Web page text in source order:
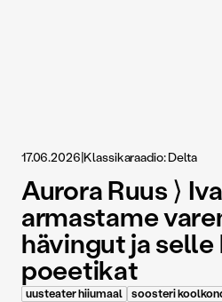
17.06.2026|Klassikaraadio: Delta
Aurora Ruus ⟩
armastame
hävingut ja selle
poeetikat
uusteater hiiumaal soosteri